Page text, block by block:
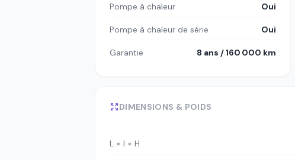
Pompe à chaleur Oui
Pompe à chaleur de série Oui
Garantie 8 ans / 160 000 km
DIMENSIONS & POIDS
L × l × H